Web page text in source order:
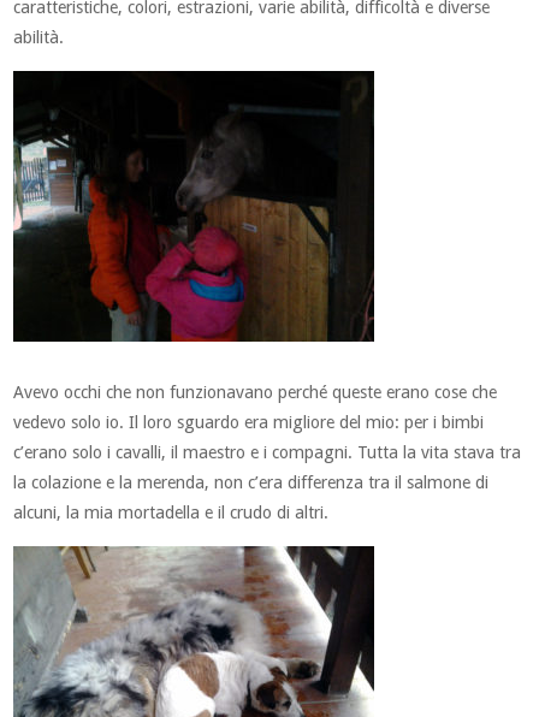
caratteristiche, colori, estrazioni, varie abilità, difficoltà e diverse
abilità.
Avevo occhi che non funzionavano perché queste erano cose che
vedevo solo io. Il loro sguardo era migliore del mio: per i bimbi
c’erano solo i cavalli, il maestro e i compagni. Tutta la vita stava tra
la colazione e la merenda, non c’era differenza tra il salmone di
alcuni, la mia mortadella e il crudo di altri.